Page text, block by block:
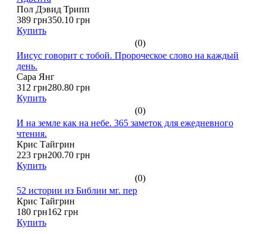
Пол Дэвид Трипп
389 грн350.10 грн
Купить
(0)
Иисус говорит с тобой. Пророческое слово на каждый
день.
Сара Янг
312 грн280.80 грн
Купить
(0)
И на земле как на небе. 365 заметок для ежедневного
чтения.
Крис Тайгрин
223 грн200.70 грн
Купить
(0)
52 истории из Библии мг. пер
Крис Тайгрин
180 грн162 грн
Купить